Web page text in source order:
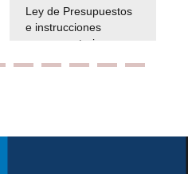
Ley de Presupuestos
e instrucciones
presuspuetarias